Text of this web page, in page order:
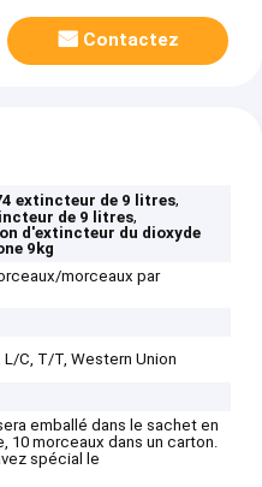
Contactez
extincteur de 9 litres,
de 9 litres,
d'extincteur du dioxyde
9kg
morceaux par
L/C, T/T, Western Union
emballé dans le sachet en
10 morceaux dans un carton.
spécial le